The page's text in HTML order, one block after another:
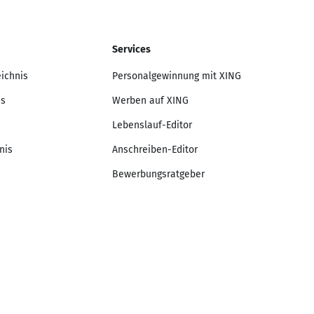
Services
Personalgewinnung mit XING
Werben auf XING
Lebenslauf-Editor
Anschreiben-Editor
Bewerbungsratgeber